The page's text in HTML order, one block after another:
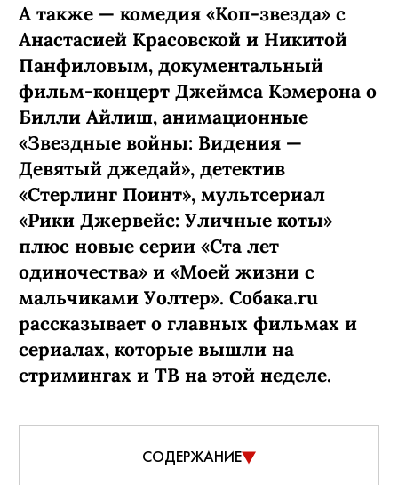
А также — комедия «Коп-звезда» с
Анастасией Красовской и Никитой
Панфиловым, документальный
фильм-концерт Джеймса Кэмерона о
Билли Айлиш, анимационные
«Звездные войны: Видения —
Девятый джедай», детектив
«Стерлинг Поинт», мультсериал
«Рики Джервейс: Уличные коты»
плюс новые серии «Ста лет
одиночества» и «Моей жизни с
мальчиками Уолтер». Собака.ru
рассказывает о главных фильмах и
сериалах, которые вышли на
стримингах и ТВ на этой неделе.
СОДЕРЖАНИЕ